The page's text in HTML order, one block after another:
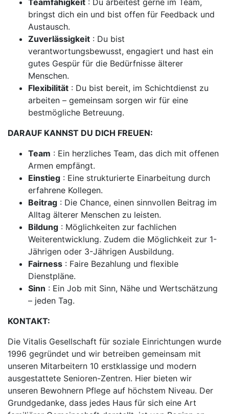
Teamfähigkeit : Du arbeitest gerne im Team,
bringst dich ein und bist offen für Feedback und
Austausch.
Zuverlässigkeit : Du bist
verantwortungsbewusst, engagiert und hast ein
gutes Gespür für die Bedürfnisse älterer
Menschen.
Flexibilität : Du bist bereit, im Schichtdienst zu
arbeiten – gemeinsam sorgen wir für eine
bestmögliche Betreuung.
DARAUF KANNST DU DICH FREUEN:
Team : Ein herzliches Team, das dich mit offenen
Armen empfängt.
Einstieg : Eine strukturierte Einarbeitung durch
erfahrene Kollegen.
Beitrag : Die Chance, einen sinnvollen Beitrag im
Alltag älterer Menschen zu leisten.
Bildung : Möglichkeiten zur fachlichen
Weiterentwicklung. Zudem die Möglichkeit zur 1-
Jährigen oder 3-Jährigen Ausbildung.
Fairness : Faire Bezahlung und flexible
Dienstpläne.
Sinn : Ein Job mit Sinn, Nähe und Wertschätzung
– jeden Tag.
KONTAKT:
Die Vitalis Gesellschaft für soziale Einrichtungen wurde
1996 gegründet und wir betreiben gemeinsam mit
unseren Mitarbeitern 10 erstklassige und modern
ausgestattete Senioren-Zentren. Hier bieten wir
unseren Bewohnern Pflege auf höchstem Niveau. Der
Grundgedanke, dass jedes Haus für sich eine Art